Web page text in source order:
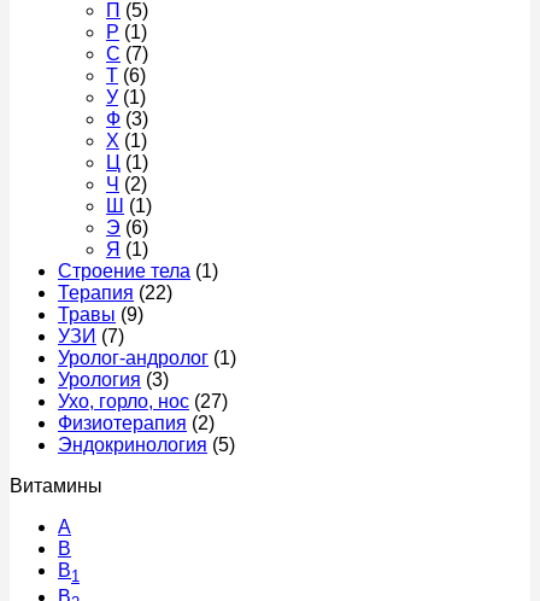
П (5)
Р (1)
С (7)
Т (6)
У (1)
Ф (3)
Х (1)
Ц (1)
Ч (2)
Ш
(1)
Э (6)
Я (1)
Строение тела (1)
Терапия (22)
Травы (9)
УЗИ (7)
Уролог-андролог (1)
Урология (3)
Ухо, горло, нос (27)
Физиотерапия (2)
Эндокринология (5)
Витамины
A
В
B1
B